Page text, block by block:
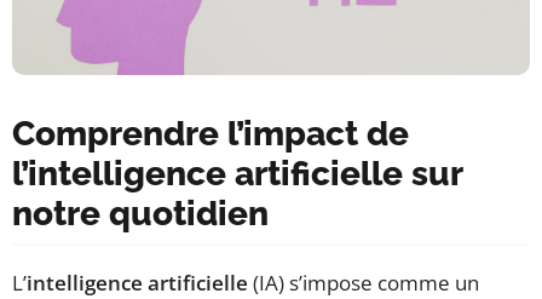
Comprendre l’impact de
l’intelligence artificielle sur
notre quotidien
L’intelligence artificielle (IA) s’impose comme un